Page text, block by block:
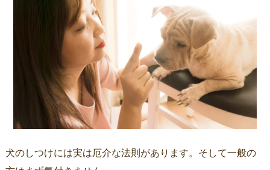
犬のしつけには実は厄介な法則があります。そして一般の